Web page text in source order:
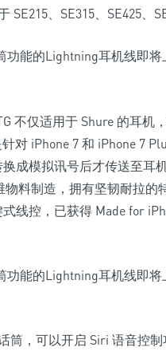
、SE315、SE425、
不仅适用于 Shure 的耳机
对 iPhone 7 和 iPhone 7
成模拟讯号后才传送至耳
物料制造，拥有坚韧耐拉的
线控，已获得 Made for
筒，可以开启 Siri 语音控制